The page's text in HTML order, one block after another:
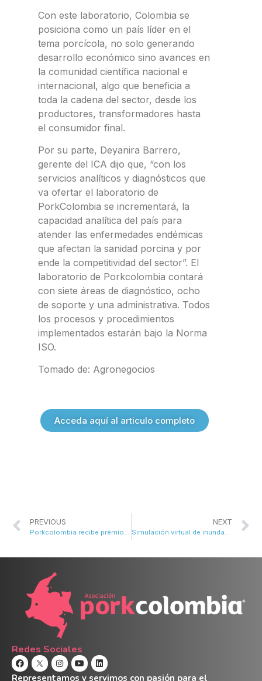
Con este laboratorio, Colombia se
posiciona como un país líder en el
tema porcícola, no solo generando
desarrollo económico sino avances en
la comunidad científica nacional e
internacional, algo que beneficia a
toda la cadena del sector, desde los
productores, transformadores hasta
el consumidor final.
Por su parte, Deyanira Barrero,
gerente del ICA dijo que, “con los
servicios analíticos y diagnósticos que
va ofertar el laboratorio de
PorkColombia se incrementará, la
capacidad analítica del país para
atender las enfermedades endémicas
que afectan la sanidad porcina y por
ende la competitividad del sector”. El
laboratorio de Porkcolombia contará
con siete áreas de diagnóstico, ocho
de soporte y una administrativa. Todos
los procesos y procedimientos
implementados estarán bajo la Norma
ISO.
Tomado de: Agronegocios
Acceda aquí al articulo completo
PREVIOUS
Porkcolombia recibe premio por su campaña de fomento al consumo
NEXT
Simulación virtual de inundaciones y deslizamientos
Redes Sociales
Representamos y servimos con pasión para el